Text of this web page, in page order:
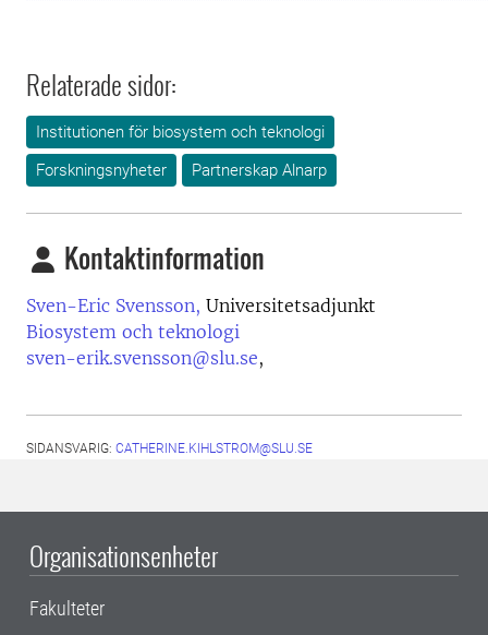
Relaterade sidor:
Institutionen för biosystem och teknologi
Forskningsnyheter
Partnerskap Alnarp
Kontaktinformation
Sven-Eric Svensson, Universitetsadjunkt
Biosystem och teknologi
sven-erik.svensson@slu.se,
SIDANSVARIG: CATHERINE.KIHLSTROM@SLU.SE
Organisationsenheter
Fakulteter